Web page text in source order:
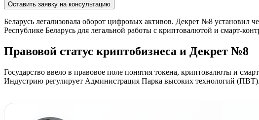
Оставить заявку на консультацию
Беларусь легализовала оборот цифровых активов. Декрет №8
Республике Беларусь для легальной работы с криптовалютой и смарт-
Правовой статус криптобизнеса и Декрет №8
Государство ввело в правовое поле понятия токена, криптовалюты и
Индустрию регулирует Администрация Парка высоких технологий (ПВТ).